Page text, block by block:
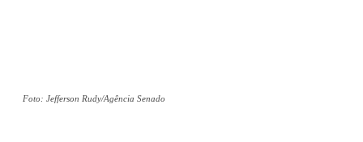
Foto: Jefferson Rudy/Agência Senado